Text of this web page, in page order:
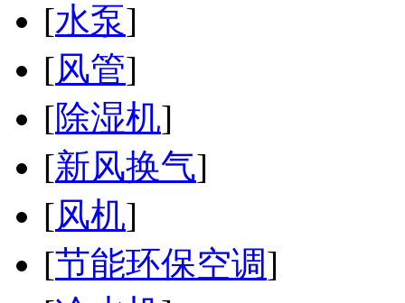
[水泵]
[风管]
[除湿机]
[新风换气]
[风机]
[节能环保空调]